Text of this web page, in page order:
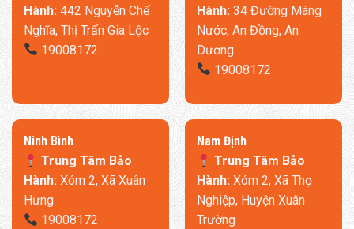
Hành: 442 Nguyễn Chế
Nghĩa, Thị Trấn Gia Lộc
19008172
Hành: 34 Đường Máng
Nước, An Đồng, An
Dương
19008172
Ninh Bình
Trung Tâm Bảo
Hành:Xóm 2, Xã Xuân
Hưng
19008172
​Nam Định
Trung Tâm Bảo
Hành:Xóm 2, Xã Thọ
Nghiệp, Huyện Xuân
Trường